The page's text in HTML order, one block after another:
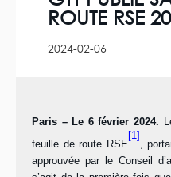
ROUTE RSE
2024-02-06
Paris – Le 6 février 2024.
feuille de route RSE
[1]
,
approuvée par le Conseil